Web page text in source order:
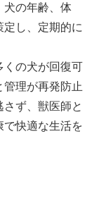
犬の年齢、体
し、定期的に
くの犬が回復可
理が再発防止
ず、獣医師と
で快適な生活を